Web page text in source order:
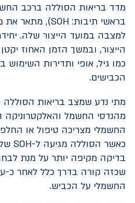
מדד בריאות הסוללה ברכב
בראשי תיבות: SOH), מתאר את
למצבה במועד הייצור שלה.
הייצור, ובמשך הזמן האחוז
כמו גיל, אופי ותדירות השימוש
הכבישים.
מתי נדע שמצב בריאות הסוללה
מהנדסי החשמל והאלקטרוניקה
החשמלי מצריכה טיפול או
כאשר הסוללה מגיעה ל-SOH
בדיקה מקיפה יותר על מנת
שכזה קורה בדרך כלל לאחר כ-
החשמלי על הכביש.